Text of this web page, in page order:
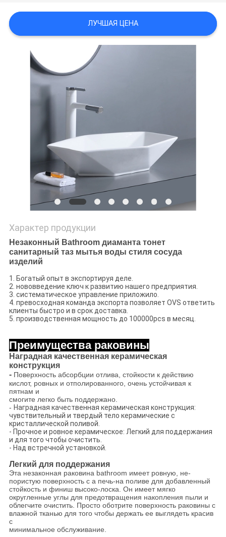
ЛУЧШАЯ ЦЕНА
Характер продукции
Незаконный Bathroom диаманта тонет
санитарный таз мытья воды стиля сосуда
изделий
1. Богатый опыт в экспортируя деле.
2. нововведение ключ к развитию нашего предприятия.
3. систематическое управление приложило.
4. превосходная команда экспорта позволяет OVS ответить
клиенты быстро и в срок доставка.
5. производственная мощность до 100000pcs в месяц.
Преимущества раковины
Наградная качественная керамическая
конструкция
- Поверхность абсорбции отлива, стойкости к действию
кислот, ровных и отполированного, очень устойчивая к
пятнам и
смогите легко быть поддержано.
- Наградная качественная керамическая конструкция:
чувствительный и твердый тело керамические с
кристаллической поливой.
- Прочное и ровное керамическое: Легкий для поддержания
и для того чтобы очистить.
- Над встречной установкой.
Легкий для поддержания
Эта незаконная раковина bathroom имеет ровную, не-
пористую поверхность с a печь-на поливе для добавленный
стойкость и финиш высоко-лоска. Он имеет мягко
округленные углы для предотвращения накопления пыли и
облегчите очистить. Просто оботрите поверхность раковины с
влажной тканью для того чтобы держать ее выглядеть красив
с
минимальное обслуживание.